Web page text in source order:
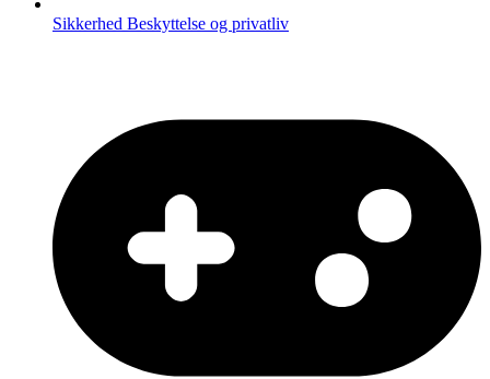
Sikkerhed Beskyttelse og privatliv